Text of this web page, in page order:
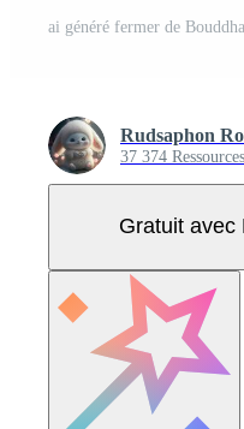
Rudsaphon
37 374 Ressources
Gratuit avec